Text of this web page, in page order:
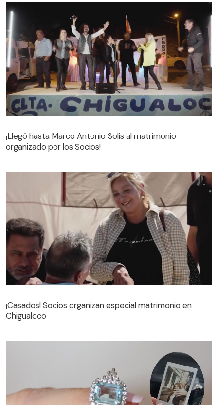
organizado por los Socios!
¡Llegó hasta Marco Antonio Solís al matrimonio
organizado por los Socios!
Chigualoco
¡Casados! Socios organizan especial matrimonio en
Chigualoco